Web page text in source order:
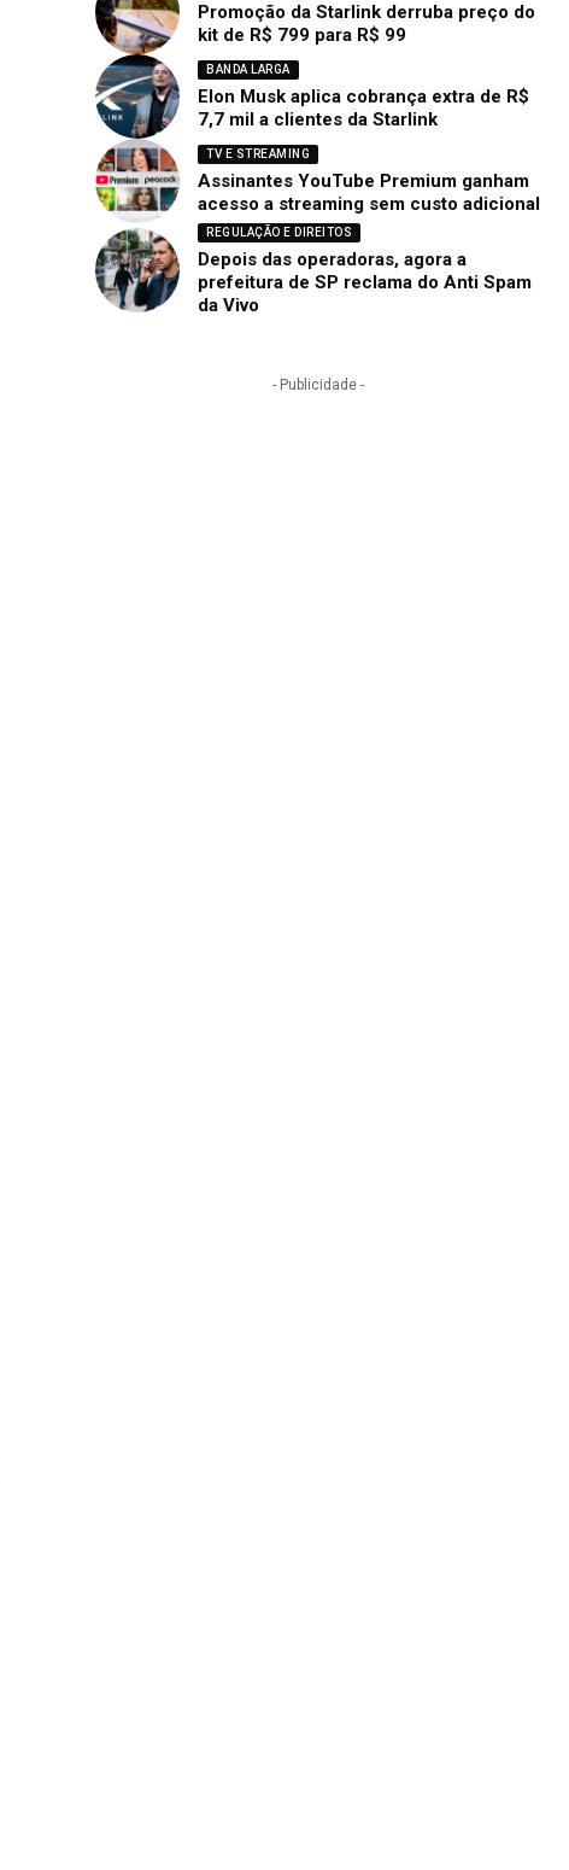
Promoção da Starlink derruba preço do
kit de R$ 799 para R$ 99
BANDA LARGA
Elon Musk aplica cobrança extra de R$
7,7 mil a clientes da Starlink
TV E STREAMING
Assinantes YouTube Premium ganham
acesso a streaming sem custo adicional
REGULAÇÃO E DIREITOS
Depois das operadoras, agora a
prefeitura de SP reclama do Anti Spam
da Vivo
- Publicidade -